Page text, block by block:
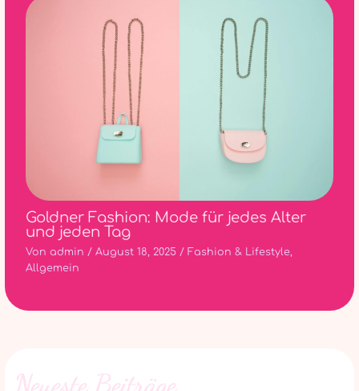
Goldner Fashion: Mode für jedes Alter
und jeden Tag
Von admin / August 18, 2025 / Fashion & Lifestyle,
Allgemein
Neueste Beiträge